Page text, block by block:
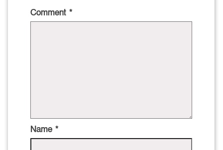
Comment *
Name *